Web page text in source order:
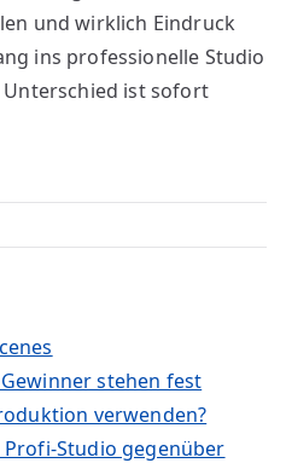
und wirklich Eindruck
ins professionelle Studio
ist sofort
stehen fest
verwenden?
Studio gegenüber